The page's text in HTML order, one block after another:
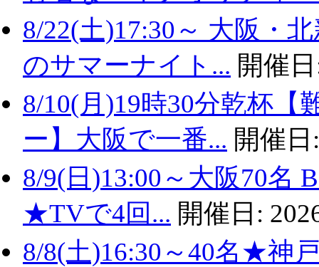
8/22(土)17:30～ 大阪・
のサマーナイト... 開催
8/10(月)19時30分乾杯【
ー】大阪で一番... 開催
8/9(日)13:00～大阪70名
★TVで4回... 開催日:
8/8(土)16:30～40名★神